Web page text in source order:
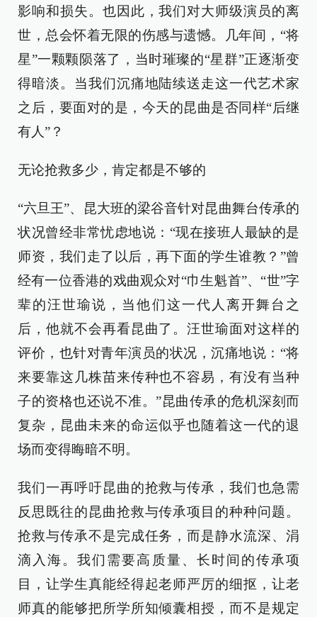
影响和损失。也因此，我们对大师级演员的离
世，总会怀着无限的伤感与遗憾。几年间，“将
星”一颗颗陨落了，当时璀璨的“星群”正逐渐变
得暗淡。当我们沉痛地陆续送走这一代艺术家
之后，要面对的是，今天的昆曲是否同样“后继
有人”？
无论抢救多少，肯定都是不够的
“六旦王”、昆大班的梁谷音针对昆曲舞台传承的
状况曾经非常忧虑地说：“现在接班人最缺的是
师资，我们走了以后，再下面的学生谁教？”曾
经有一位香港的戏曲观众对“巾生魁首”、“世”字
辈的汪世瑜说，当他们这一代人离开舞台之
后，他就不会再看昆曲了。汪世瑜面对这样的
评价，也针对青年演员的状况，沉痛地说：“将
来要靠这几株苗来传种也不容易，有没有当种
子的资格也还说不准。”昆曲传承的危机深刻而
复杂，昆曲未来的命运似乎也随着这一代的退
场而变得晦暗不明。
我们一再呼吁昆曲的抢救与传承，我们也急需
反思既往的昆曲抢救与传承项目的种种问题。
抢救与传承不是完成任务，而是静水流深、涓
滴入海。我们需要高质量、长时间的传承项
目，让学生真能经得起老师严厉的细抠，让老
师真的能够把所学所知倾囊相授，而不是规定